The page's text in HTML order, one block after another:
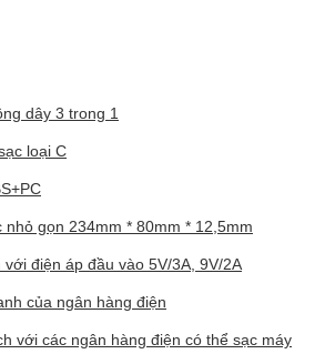
dây 3 trong 1
loại C
nhỏ gọn 234mm * 80mm * 12,5mm
với điện áp đầu vào 5V/3A, 9V/2A
của ngân hàng điện
với các ngân hàng điện có thể sạc máy